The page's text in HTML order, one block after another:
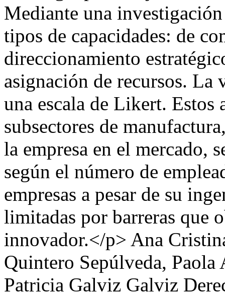
Mediante una
tipos de capacidades: de
direccionamiento
asignación de recursos. La
una escala de Likert. Estos
subsectores de
la empresa en el mercado,
según el número de
empresas a pesar de su
limitadas por barreras que
innovador.</p> Ana
Quintero Sepúlveda, Paola
Patricia Galviz Galviz